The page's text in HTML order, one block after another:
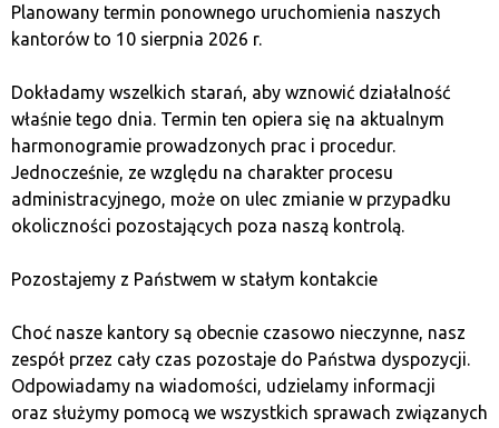
na swoją zmienność i rosnącą konkurencję, może być
bardziej ryzykownym, ale jednocześnie potencjalnie
Określ horyzont czasowy
inwestycji
Horyzont czasowy to istotny aspekt inwestowania.
długoterminowych inwestorów, którzy chcą
dzięki swojej wszechstronności, może generować zyski
w krótszym terminie, ale wymaga większej gotowości
inwestora na dynamiczne zmiany.
Planowany termin ponownego uruchomienia naszych
kantorów to 10 sierpnia 2026 r.
Dokładamy wszelkich starań, aby wznowić działalność
właśnie tego dnia. Termin ten opiera się na aktualnym
harmonogramie prowadzonych prac i procedur.
Jednocześnie, ze względu na charakter procesu
administracyjnego, może on ulec zmianie w przypadku
okoliczności pozostających poza naszą kontrolą.
Pozostajemy z Państwem w stałym kontakcie
Choć nasze kantory są obecnie czasowo nieczynne, nasz
zespół przez cały czas pozostaje do Państwa dyspozycji.
Odpowiadamy na wiadomości, udzielamy informacji
oraz służymy pomocą we wszystkich sprawach związanych